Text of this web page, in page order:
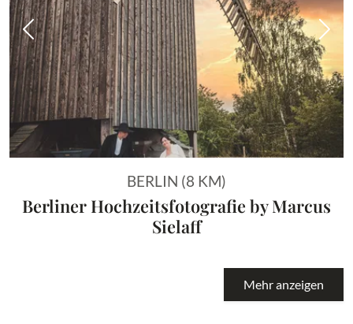
Vorheriges Bild
BERLIN (8 KM)
Berliner Hochzeitsfotografie by Marcus
Sielaff
Mehr anzeigen